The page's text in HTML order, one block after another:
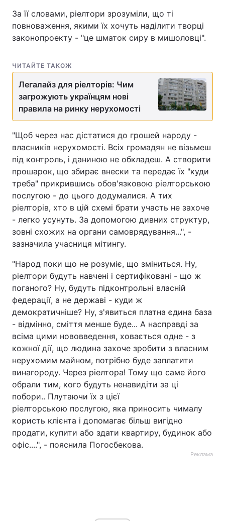
За її словами, ріелтори зрозуміли, що ті
повноваження, якими їх хочуть наділити творці
законопроекту - "це шматок сиру в мишоловці".
ЧИТАЙТЕ ТАКОЖ
Легалайз для ріелторів: Чим
загрожують українцям нові
правила на ринку нерухомості
"Щоб через нас дістатися до грошей народу -
власників нерухомості. Всіх громадян не візьмеш
під контроль, і даниною не обкладеш. А створити
прошарок, що збирає внески та передає їх "куди
треба" прикрившись обов'язковою ріелторською
послугою - до цього додумалися. А тих
ріелторів, хто в цій схемі брати участь не захоче
- легко усунуть. За допомогою дивних структур,
зовні схожих на органи самоврядування...", -
зазначила учасниця мітингу.
"Народ поки що не розуміє, що зміниться. Ну,
ріелтори будуть навчені і сертифіковані - що ж
поганого? Ну, будуть підконтрольні власній
федерації, а не державі - куди ж
демократичніше? Ну, з'явиться платна єдина база
- відмінно, сміття менше буде... А насправді за
всіма цими нововведення, ховається одне - з
кожної дії, що людина захоче зробити з власним
нерухомим майном, потрібно буде заплатити
винагороду. Через ріелтора! Тому що саме його
обрали тим, кого будуть ненавидіти за ці
побори.. Плутаючи їх з цієї
ріелторською послугою, яка приносить чималу
користь клієнта і допомагає більш вигідно
продати, купити або здати квартиру, будинок або
офіс....", - пояснила Погосбекова.
Реклама